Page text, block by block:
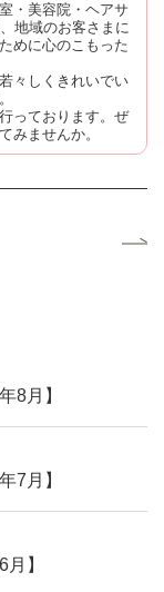
・美容院・ヘアサ
地域のお客さまに
めに心のこもった
々しくきれいでい
っております。ぜ
みませんか。
8月】
7月】
】